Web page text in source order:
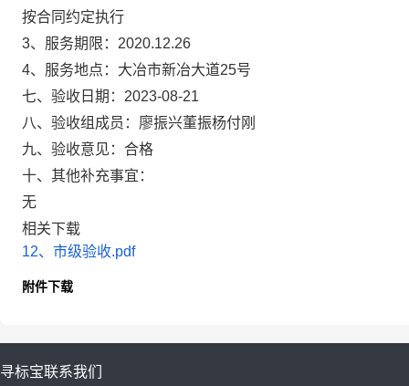
按合同约定执行
3、服务期限： 2020.12.26
4、服务地点： 大冶市新冶大道25号
七、验收日期： 2023-08-21
八、验收组成员： 廖振兴董振杨付刚
九、验收意见： 合格
十、其他补充事宜：
无
相关下载
12、市级验收.pdf
附件下载
寻标宝联系我们